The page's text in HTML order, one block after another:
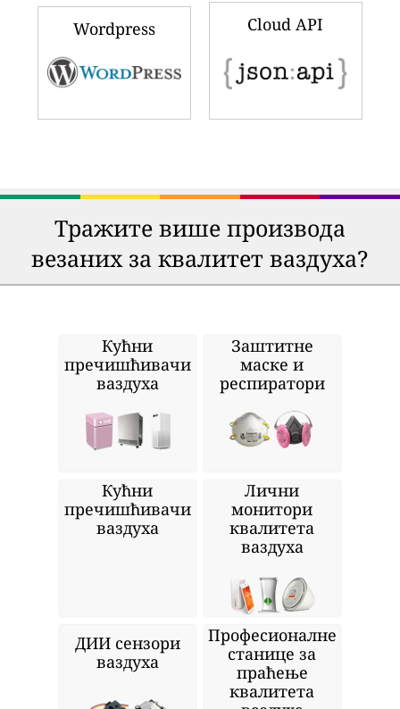
Wordpress Cloud API
Тражите више производа
везаних за квалитет ваздуха?
Кућни
пречишћивачи
ваздуха
Заштитне
маске и
респиратори
Кућни
пречишћивачи
ваздуха
Лични
монитори
квалитета
ваздуха
ДИИ сензори
ваздуха
Професионалне
станице за
праћење
квалитета